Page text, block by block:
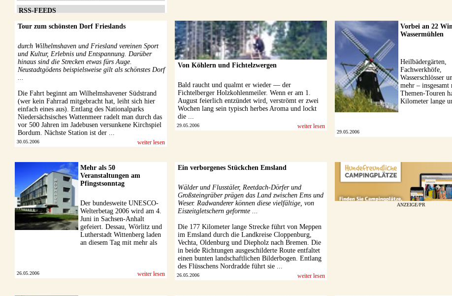
RSS-FEEDS
Impressum
Datenschutzerklärung
Tour zum schönsten Dorf Frieslands
durch Wilhelmshaven und Friesland vereinen Sport
und Kultur, Erlebnis und Entspannung. Darüber
hinaus sind die Strecken etwas fürs Auge.
Neustadtgödens beispielsweise gilt als schönstes Dorf
Die Fahrt beginnt am Wilhelmshavener Südstrand
(wer kein Fahrrad mitgebracht hat, leiht sich hier
einfach eines aus). Entlang des Nationalparks
Niedersächsisches Wattenmeer radelt man durch das
vor 500 Jahren im Jadebusen versunkene Kirchspiel
Bordum. Nächste Station ist der ...
30.05.2006 weiter lesen
Von Köhlern und Fichtelzwergen
Bald raucht und qualmt er wieder — der
Fichtelberger Holzkohlenmeiler. Wenn er am 1.
August feierlich entzündet wird, verströmt er zwei
Wochen lang sein typisch herbes Aroma und lockt
die ...
29.05.2006 weiter lesen
Vorbei an 22
Wassermühlen
Heilbädergärten,
Fachwerkhöfe,
Wasserschlösser
mehr – insgesamt
Themen-Touren
Kilometer lange
29.05.2006
Mehr als 50
Veranstaltungen am
Pfingstsonntag
Der bundesweite UNESCO-
Welterbetag 2006 wird am 4.
Juni in Sachsen-Anhalt
gefeiert. Dessau, Wörlitz und
Lutherstadt Wittenberg laden
an diesem Tag mit mehr als
26.05.2006 weiter lesen
Ein verborgenes Stückchen Emsland
Wälder und Flusstäler, Reetdach-Dörfer und
Großsteingräber prägen das Land zwischen Ems und
Weser. Radwanderer können diese vielfältige, von
Eiszeitgletschern geformte ...
Die 177 Kilometer lange Strecke führt von Meppen
im Emsland durch die Landkreise Cloppenburg,
Vechta, Oldenburg und Diepholz nach Bremen. Die
in beide Richtungen ausgeschilderte Route entfaltet
einen bunten landschaftlichen Bilderbogen. Entlang
des Flüsschens Nordradde führt sie ...
26.05.2006 weiter lesen
ANZEIGE/PR